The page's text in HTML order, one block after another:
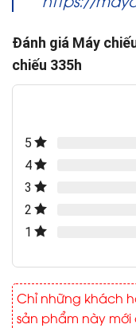
Đánh giá Máy
chiếu 335h
5
4
3
2
1
Chỉ những khách
sản phẩm này